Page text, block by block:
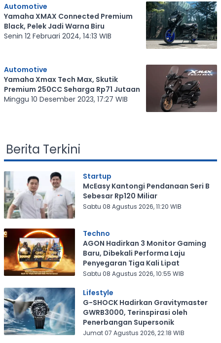
Automotive
Yamaha XMAX Connected Premium
Black, Pelek Jadi Warna Biru
Senin 12 Februari 2024, 14:13 WIB
Automotive
Yamaha Xmax Tech Max, Skutik
Premium 250CC Seharga Rp71 Jutaan
Minggu 10 Desember 2023, 17:27 WIB
Berita Terkini
Startup
McEasy Kantongi Pendanaan Seri B
Sebesar Rp120 Miliar
Sabtu 08 Agustus 2026, 11:20 WIB
Techno
AGON Hadirkan 3 Monitor Gaming
Baru, Dibekali Performa Laju
Penyegaran Tiga Kali Lipat
Sabtu 08 Agustus 2026, 10:55 WIB
Lifestyle
G-SHOCK Hadirkan Gravitymaster
GWRB3000, Terinspirasi oleh
Penerbangan Supersonik
Jumat 07 Agustus 2026, 22:18 WIB